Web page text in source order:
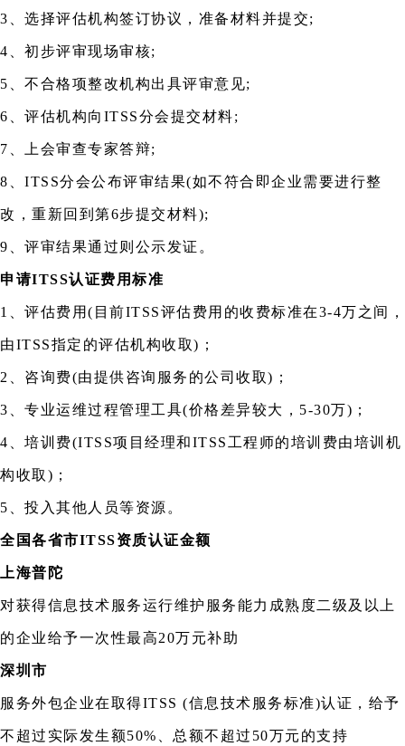
3、选择评估机构签订协议，准备材料并提交;
4、初步评审现场审核;
5、不合格项整改机构出具评审意见;
6、评估机构向ITSS分会提交材料;
7、上会审查专家答辩;
8、ITSS分会公布评审结果(如不符合即企业需要进行整
改，重新回到第6步提交材料);
9、评审结果通过则公示发证。
申请ITSS认证费用标准
1、评估费用(目前ITSS评估费用的收费标准在3-4万之间，
由ITSS指定的评估机构收取)；
2、咨询费(由提供咨询服务的公司收取)；
3、专业运维过程管理工具(价格差异较大，5-30万)；
4、培训费(ITSS项目经理和ITSS工程师的培训费由培训机
构收取)；
5、投入其他人员等资源。
全国各省市ITSS资质认证金额
上海普陀
对获得信息技术服务运行维护服务能力成熟度二级及以上
的企业给予一次性最高20万元补助
深圳市
服务外包企业在取得ITSS (信息技术服务标准)认证，给予
不超过实际发生额50%、总额不超过50万元的支持